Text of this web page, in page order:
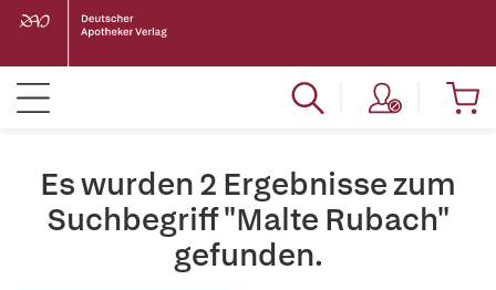
Es wurden 2 Ergebnisse zum
Suchbegriff "Malte Rubach"
gefunden.